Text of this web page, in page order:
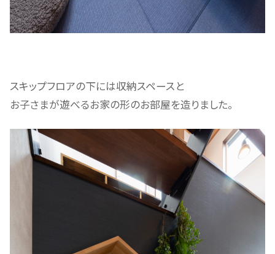
スキップフロアの下には収納スペースと
お子さまが遊べるお家の形のお部屋を造りました。